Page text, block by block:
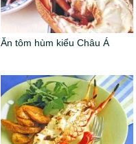
Ăn tôm hùm kiểu Châu Á